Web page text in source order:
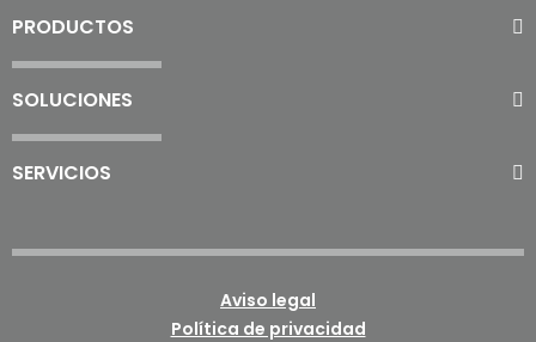
PRODUCTOS
SOLUCIONES
SERVICIOS
Aviso legal
Política de privacidad